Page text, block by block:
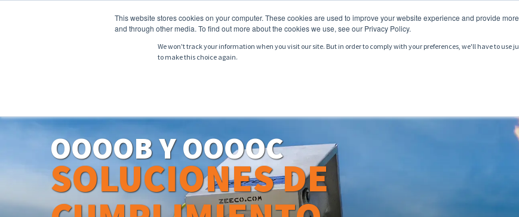
This website stores cookies on your computer. These cookies are used to improve your website experience and provide
and through other media. To find out more about the cookies we use, see our Privacy Policy.
We won't track your information when you visit our site. But in order to comply with your preferences, we'll have to use
to make this choice again.
OOOOB Y OOOOC
SOLUCIONES DE